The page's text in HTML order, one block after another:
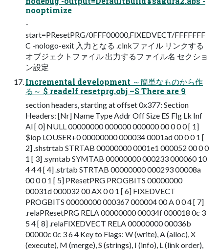
nooptimize
-
start=PResetPRG/0FFF00000,FIXEDVECT/FFFFFFF
C -nologo-exit 入力となる .clnkファイル リンクする
オブジェクトファイル 出力するファイル名 セクショ
ン設定
Incremental development ～簡単なものから作
る～ $ readelf resetprg.obj –S There are 9
section headers, starting at offset 0x377: Section
Headers: [Nr] Name Type Addr Off Size ES Flg Lk Inf
Al [ 0] NULL 00000000 000000 000000 00 0 0 0 [ 1]
$iop LOUSER+0 00000000 000034 0001ad 00 0 0 1 [
2] .shstrtab STRTAB 00000000 0001e1 000052 00 0 0
1 [ 3] .symtab SYMTAB 00000000 000233 000060 10
4 4 4 [ 4] .strtab STRTAB 00000000 000293 00008a
00 0 0 1 [ 5] PResetPRG PROGBITS 00000000
00031d 000032 00 AX 0 0 1 [ 6] FIXEDVECT
PROGBITS 00000000 000367 000004 00 A 0 0 4 [ 7]
.relaPResetPRG RELA 00000000 00034f 000018 0c 3
5 4 [ 8] .relaFIXEDVECT RELA 00000000 00036b
00000c 0c 3 6 4 Key to Flags: W (write), A (alloc), X
(execute), M (merge), S (strings), I (info), L (link order),